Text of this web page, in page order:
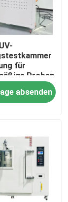
für
Proben
Norm
1 absenden